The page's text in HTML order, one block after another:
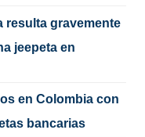
resulta gravemente
jeepeta en
en Colombia con
bancarias